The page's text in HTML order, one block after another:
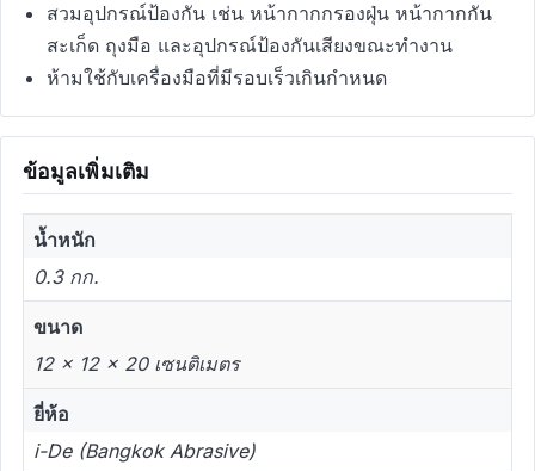
สวมอุปกรณ์ป้องกัน เช่น หน้ากากกรองฝุ่น หน้ากากกัน
สะเก็ด ถุงมือ และอุปกรณ์ป้องกันเสียงขณะทำงาน
ห้ามใช้กับเครื่องมือที่มีรอบเร็วเกินกำหนด
ข้อมูลเพิ่มเติม
น้ำหนัก
0.3 กก.
ขนาด
12 × 12 × 20 เซนติเมตร
ยี่ห้อ
i-De (Bangkok Abrasive)